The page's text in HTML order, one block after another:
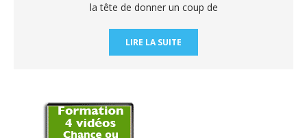
la tête de donner un coup de
LIRE LA SUITE